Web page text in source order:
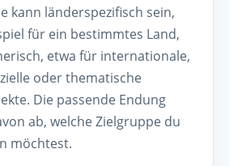
kann länderspezifisch sein,
für ein bestimmtes Land,
etwa für internationale,
oder thematische
Die passende Endung
ab, welche Zielgruppe du
möchtest.